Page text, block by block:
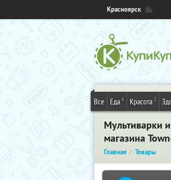
Красноярск
Все Еда 6 Красота 2
Мультиварки
магазина
Главная Товары